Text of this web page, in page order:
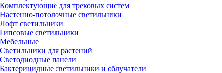
Комплектующие для трековых систем
Настенно-потолочные светильники
Лофт светильники
Гипсовые светильники
Мебельные
Светильники для растений
Светодиодные панели
Бактерицидные светильники и облучатели